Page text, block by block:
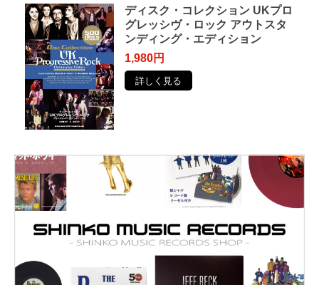
ディスク・コレクション UKプロ
グレッシヴ・ロック アウトスタ
ンディング・エディション
1,980円
詳しく見る